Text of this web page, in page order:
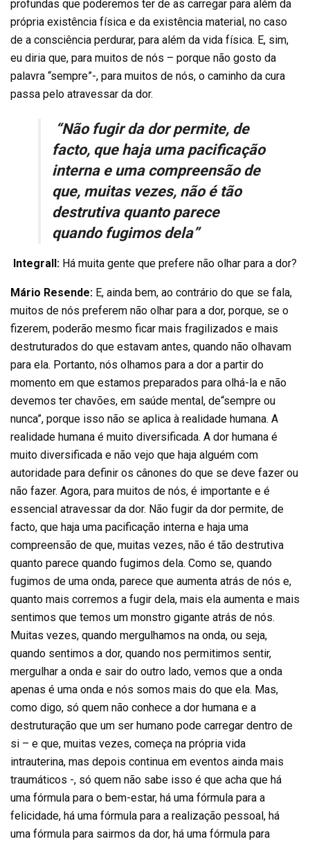
profundas que poderemos ter de as carregar para além da
própria existência física e da existência material, no caso
de a consciência perdurar, para além da vida física. E, sim,
eu diria que, para muitos de nós – porque não gosto da
palavra “sempre”-, para muitos de nós, o caminho da cura
passa pelo atravessar da dor.
“Não fugir da dor permite, de
facto, que haja uma pacificação
interna e uma compreensão de
que, muitas vezes, não é tão
destrutiva quanto parece
quando fugimos dela”
Integrall: Há muita gente que prefere não olhar para a dor?
Mário Resende: E, ainda bem, ao contrário do que se fala,
muitos de nós preferem não olhar para a dor, porque, se o
fizerem, poderão mesmo ficar mais fragilizados e mais
destruturados do que estavam antes, quando não olhavam
para ela. Portanto, nós olhamos para a dor a partir do
momento em que estamos preparados para olhá-la e não
devemos ter chavões, em saúde mental, de“sempre ou
nunca”, porque isso não se aplica à realidade humana. A
realidade humana é muito diversificada. A dor humana é
muito diversificada e não vejo que haja alguém com
autoridade para definir os cânones do que se deve fazer ou
não fazer. Agora, para muitos de nós, é importante e é
essencial atravessar da dor. Não fugir da dor permite, de
facto, que haja uma pacificação interna e haja uma
compreensão de que, muitas vezes, não é tão destrutiva
quanto parece quando fugimos dela. Como se, quando
fugimos de uma onda, parece que aumenta atrás de nós e,
quanto mais corremos a fugir dela, mais ela aumenta e mais
sentimos que temos um monstro gigante atrás de nós.
Muitas vezes, quando mergulhamos na onda, ou seja,
quando sentimos a dor, quando nos permitimos sentir,
mergulhar a onda e sair do outro lado, vemos que a onda
apenas é uma onda e nós somos mais do que ela. Mas,
como digo, só quem não conhece a dor humana e a
destruturação que um ser humano pode carregar dentro de
si – e que, muitas vezes, começa na própria vida
intrauterina, mas depois continua em eventos ainda mais
traumáticos -, só quem não sabe isso é que acha que há
uma fórmula para o bem-estar, há uma fórmula para a
felicidade, há uma fórmula para a realização pessoal, há
uma fórmula para sairmos da dor, há uma fórmula para